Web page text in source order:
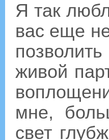
Я так
вас еще
живой
мне,
свет